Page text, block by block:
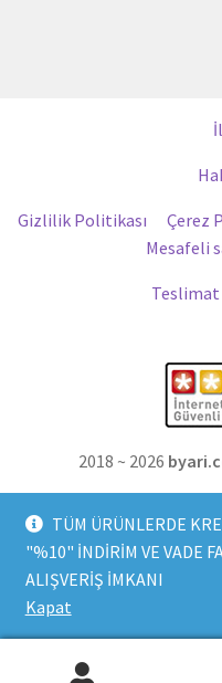
TÜM ÜRÜNLERDE
"%10" İNDİRİM VE VADE
ALIŞVERİŞ İMKANI
Kapat
Gizlilik Politikası
Çerez
Mesafeli
Teslimat
2018 ~ 2026